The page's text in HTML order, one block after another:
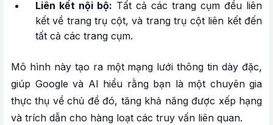
Liên kết nội bộ: Tất cả các trang cụm đều liên
kết về trang trụ cột, và trang trụ cột liên kết đến
tất cả các trang cụm.
Mô hình này tạo ra một mạng lưới thông tin dày đặc,
giúp Google và AI hiểu rằng bạn là một chuyên gia
thực thụ về chủ đề đó, tăng khả năng được xếp hạng
và trích dẫn cho hàng loạt các truy vấn liên quan.